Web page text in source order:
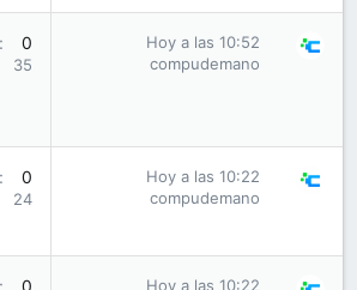
0
35
Hoy a las 10:52
compudemano
0
24
Hoy a las 10:22
compudemano
Hoy a las 10:22